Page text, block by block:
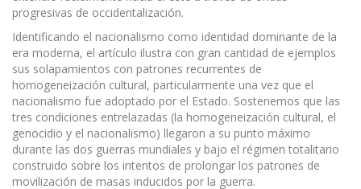
progresivas de occidentalización.
Identificando el nacionalismo como identidad dominante de la
era moderna, el artículo ilustra con gran cantidad de ejemplos
sus solapamientos con patrones recurrentes de
homogeneización cultural, particularmente una vez que el
nacionalismo fue adoptado por el Estado. Sostenemos que las
tres condiciones entrelazadas (la homogeneización cultural, el
genocidio y el nacionalismo) llegaron a su punto máximo
durante las dos guerras mundiales y bajo el régimen totalitario
construido sobre los intentos de prolongar los patrones de
movilización de masas inducidos por la guerra.